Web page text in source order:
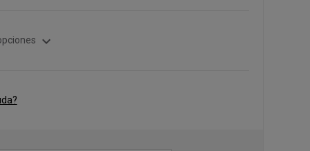
expand_more